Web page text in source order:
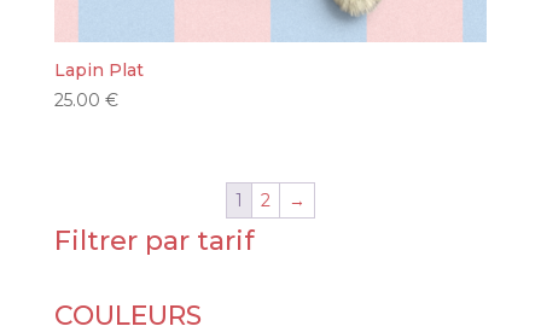
Lapin Plat
25.00 €
1 2 →
Filtrer par tarif
COULEURS